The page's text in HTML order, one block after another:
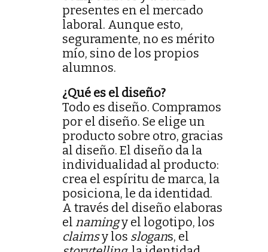
presentes en el mercado
laboral. Aunque esto,
seguramente, no es mérito
mío, sino de los propios
alumnos.
¿Qué es el diseño?
Todo es diseño. Compramos
por el diseño. Se elige un
producto sobre otro, gracias
al diseño. El diseño da la
individualidad al producto:
crea el espíritu de marca, la
posiciona, le da identidad.
A través del diseño elaboras
el namingy el logotipo, los
claimsy los slogans, el